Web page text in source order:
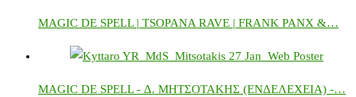
MAGIC DE SPELL | TSOPANA RAVE | FRANK PANX &…
MAGIC DE SPELL - Δ. ΜΗΤΣΟΤΑΚΗΣ (ΕΝΔΕΛΕΧΕΙΑ) -…